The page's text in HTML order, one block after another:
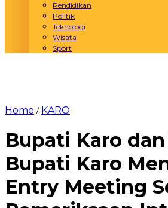
Pendidikan
Politik
Teknologi
Wisata
Sport
Home / KARO
Bupati Karo
Bupati Karo
Entry Meeting